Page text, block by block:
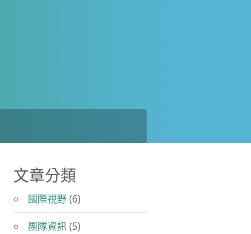
文章分類
國際視野(6)
團隊資訊(5)